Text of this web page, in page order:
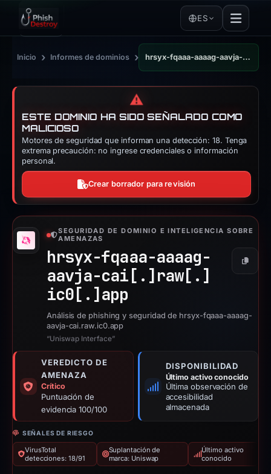
ES
Inicio › Informes de dominios › hrsyx-fqaaa-aaaag-aavja-cai.raw.ic0.app
⚠️
ESTE DOMINIO HA SIDO SEÑALADO COMO
MALICIOSO
Motores de seguridad que informan una detección: 18. Tenga
extrema precaución: no ingrese credenciales o información
personal.
Crear borrador para revisión
SEGURIDAD DE DOMINIO E INTELIGENCIA SOBRE
AMENAZAS
hrsyx-fqaaa-aaaag-
aavja-cai[.] raw[.]
ic0[.] app
Copiar
Análisis de phishing y seguridad de hrsyx-fqaaa-aaaag-
aavja-cai.raw.ic0.app
“Uniswap Interface”
VEREDICTO DE
AMENAZA
Crítico
Puntuación de
evidencia 100/100
DISPONIBILIDAD
Último activo conocido
Última observación de
accesibilidad
almacenada
SEÑALES DE RIESGO
VirusTotal
detecciones: 18/91
Suplantación de
marca: Uniswap
Último activo
conocido